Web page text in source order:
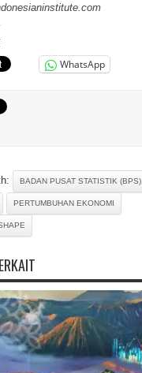
WhatsApp
BADAN PUSAT STATISTIK (BPS)
PERTUMBUHAN EKONOMI